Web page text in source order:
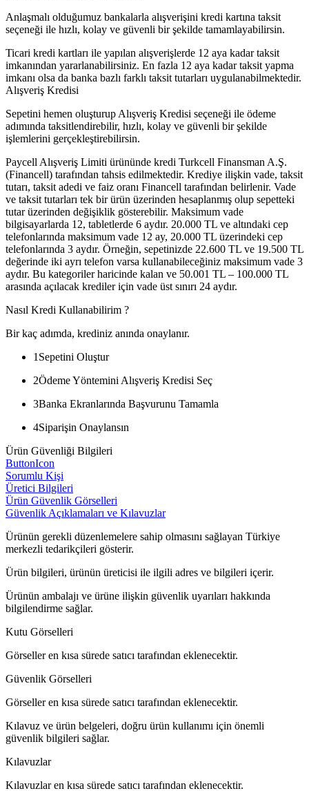
Anlaşmalı olduğumuz bankalarla alışverişini kredi kartına taksit
seçeneği ile hızlı, kolay ve güvenli bir şekilde tamamlayabilirsin.
Ticari kredi kartları ile yapılan alışverişlerde 12 aya kadar taksit
imkanından yararlanabilirsiniz. En fazla 12 aya kadar taksit yapma
imkanı olsa da banka bazlı farklı taksit tutarları uygulanabilmektedir.
Alışveriş Kredisi
Sepetini hemen oluşturup Alışveriş Kredisi seçeneği ile ödeme
adımında taksitlendirebilir, hızlı, kolay ve güvenli bir şekilde
işlemlerini gerçekleştirebilirsin.
Paycell Alışveriş Limiti ürününde kredi Turkcell Finansman A.Ş.
(Financell) tarafından tahsis edilmektedir. Krediye ilişkin vade, taksit
tutarı, taksit adedi ve faiz oranı Financell tarafından belirlenir. Vade
ve taksit tutarları tek bir ürün üzerinden hesaplanmış olup sepetteki
tutar üzerinden değişiklik gösterebilir. Maksimum vade
bilgisayarlarda 12, tabletlerde 6 aydır. 20.000 TL ve altındaki cep
telefonlarında maksimum vade 12 ay, 20.000 TL üzerindeki cep
telefonlarında 3 aydır. Örneğin, sepetinizde 22.600 TL ve 19.500 TL
değerinde iki ayrı telefon varsa kullanabileceğiniz maksimum vade 3
aydır. Bu kategoriler haricinde kalan ve 50.001 TL – 100.000 TL
arasında açılacak krediler için vade üst sınırı 24 aydır.
Nasıl Kredi Kullanabilirim ?
Bir kaç adımda, krediniz anında onaylanır.
1 Sepetini Oluştur
2Ödeme Yöntemini Alışveriş Kredisi Seç
3Banka Ekranlarında Başvurunu Tamamla
4Siparişin Onaylansın
Ürün Güvenliği Bilgileri
ButtonIcon
Sorumlu Kişi
Üretici Bilgileri
Ürün Güvenlik Görselleri
Güvenlik Açıklamaları ve Kılavuzlar
Ürünün gerekli düzenlemelere sahip olmasını sağlayan Türkiye
merkezli tedarikçileri gösterir.
Ürün bilgileri, ürünün üreticisi ile ilgili adres ve bilgileri içerir.
Ürünün ambalajı ve ürüne ilişkin güvenlik uyarıları hakkında
bilgilendirme sağlar.
Kutu Görselleri
Görseller en kısa sürede satıcı tarafından eklenecektir.
Güvenlik Görselleri
Görseller en kısa sürede satıcı tarafından eklenecektir.
Kılavuz ve ürün belgeleri, doğru ürün kullanımı için önemli
güvenlik bilgileri sağlar.
Kılavuzlar
Kılavuzlar en kısa sürede satıcı tarafından eklenecektir.